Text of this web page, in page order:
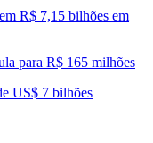
R$ 7,15 bilhões em
para R$ 165 milhões
US$ 7 bilhões